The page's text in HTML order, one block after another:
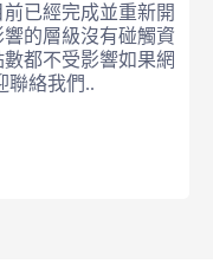
已經完成並重新開
的層級沒有碰觸資
都不受影響如果網
聯絡我們..